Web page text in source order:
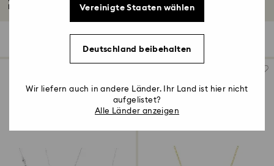
Mehr lesenVereinigte Staaten wählen
Deutschland beibehalten
Wir liefern auch in andere Länder. Ihr Land ist hier nicht
aufgelistet?
Alle Länder anzeigen